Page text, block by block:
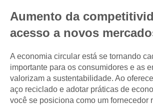
Aumento da
acesso a novos
A economia circular está se tornando
importante para os consumidores e as
valorizam a sustentabilidade. Ao
aço reciclado e adotar práticas de
você se posiciona como um fornecedor